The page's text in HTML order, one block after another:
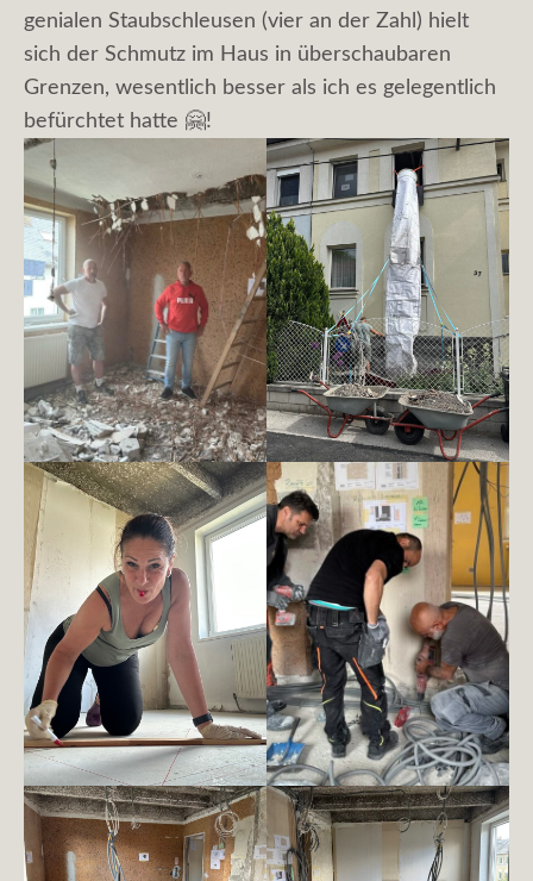
genialen Staubschleusen (vier an der Zahl) hielt
sich der Schmutz im Haus in überschaubaren
Grenzen, wesentlich besser als ich es gelegentlich
befürchtet hatte 🤗!